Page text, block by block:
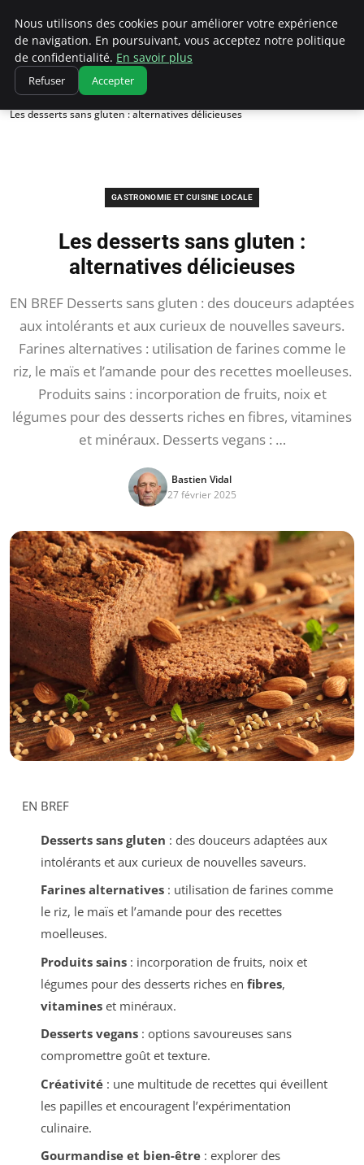
Correze Co
Accueil
Gastronomie et cuisine locale
Les desserts sans gluten : alternatives délicieuses
GASTRONOMIE ET CUISINE LOCALE
Les desserts sans gluten :
alternatives délicieuses
EN BREF Desserts sans gluten : des douceurs adaptées
aux intolérants et aux curieux de nouvelles saveurs.
Farines alternatives : utilisation de farines comme le
riz, le maïs et l’amande pour des recettes moelleuses.
Produits sains : incorporation de fruits, noix et
légumes pour des desserts riches en fibres, vitamines
et minéraux. Desserts vegans : …
Bastien Vidal
27 février 2025
EN BREF
Desserts sans gluten : des douceurs adaptées aux
intolérants et aux curieux de nouvelles saveurs.
Farines alternatives: utilisation de farines comme
le riz, le maïs et l’amande pour des recettes
moelleuses.
Produits sains: incorporation de fruits, noix et
légumes pour des desserts riches en fibres,
vitamineset minéraux.
Desserts vegans: options savoureuses sans
compromettre goût et texture.
Créativité: une multitude de recettes qui éveillent
les papilles et encouragent l’expérimentation
culinaire.
Gourmandise et bien-être: explorer des
Nous utilisons des cookies pour améliorer votre expérience
de navigation. En poursuivant, vous acceptez notre politique
de confidentialité. En savoir plus
Refuser Accepter